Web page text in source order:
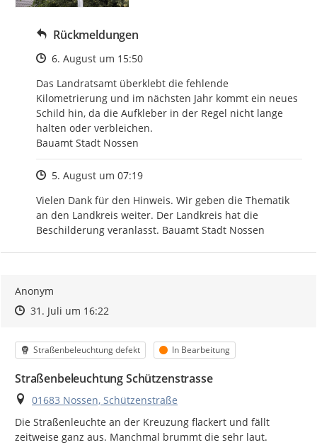
Rückmeldungen
Zeitpunkt des Erstellens
6. August um 15:50
Das Landratsamt überklebt die fehlende
Kilometrierung und im nächsten Jahr kommt ein neues
Schild hin, da die Aufkleber in der Regel nicht lange
halten oder verbleichen.
Bauamt Stadt Nossen
Zeitpunkt des Erstellens
5. August um 07:19
Vielen Dank für den Hinweis. Wir geben die Thematik
an den Landkreis weiter. Der Landkreis hat die
Beschilderung veranlasst. Bauamt Stadt Nossen
Anonym
Zeitpunkt des Erstellens
Zeitpunkt des Erstellens
31. Juli um 16:22Zur Äußerung
Kategorie
Straßenbeleuchtung defekt Status
In Bearbeitung
Straßenbeleuchtung Schützenstrasse
Ort
01683 Nossen, Schützenstraße
Die Straßenleuchte an der Kreuzung flackert und fällt
zeitweise ganz aus. Manchmal brummt die sehr laut.